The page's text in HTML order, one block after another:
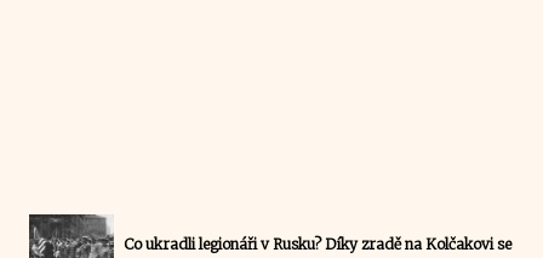
Co ukradli legionáři v Rusku? Díky zradě na Kolčakovi se